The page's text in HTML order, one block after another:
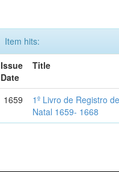
Item hits:
Issue
Date
Title
1659
1º Livro de Registro
Natal 1659- 1668